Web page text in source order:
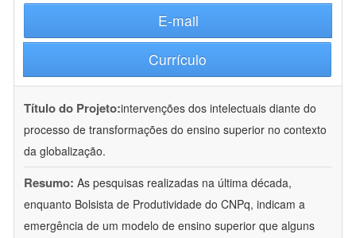
E-mail
Currículo
Título do Projeto:intervenções dos intelectuais diante do
processo de transformações do ensino superior no contexto
da globalização.
Resumo: As pesquisas realizadas na última década,
enquanto Bolsista de Produtividade do CNPq, indicam a
emergência de um modelo de ensino superior que alguns